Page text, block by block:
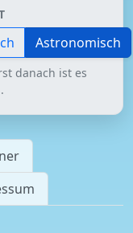
Astronomisch
danach ist es